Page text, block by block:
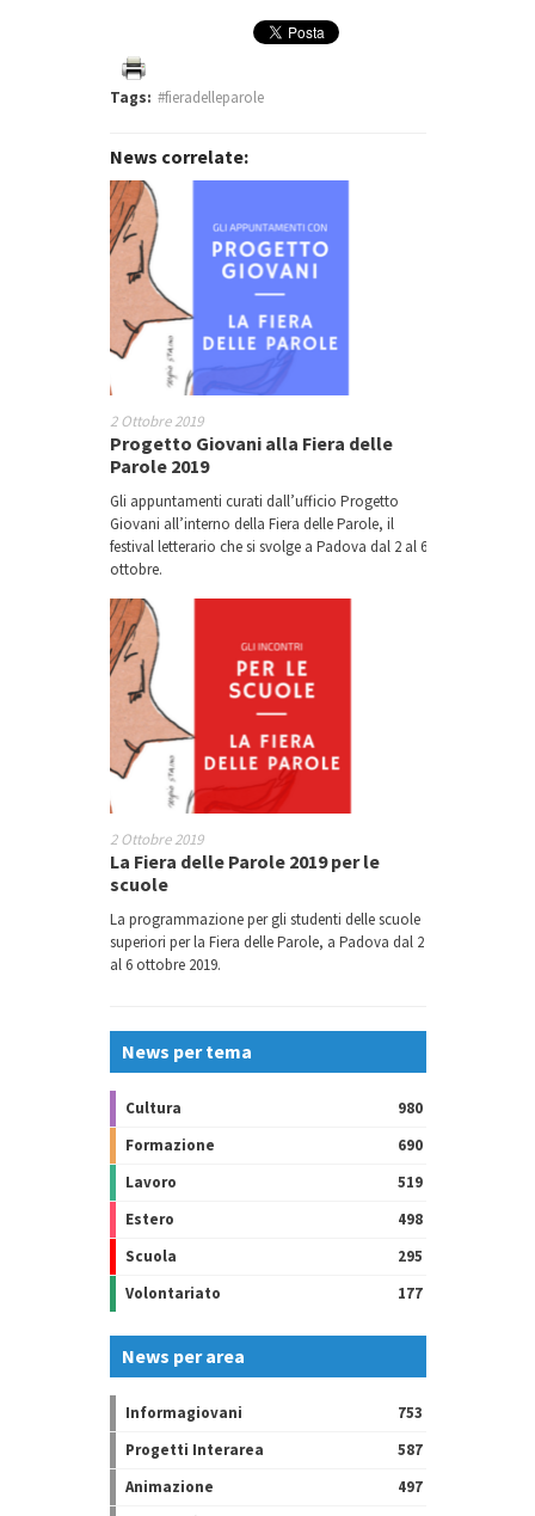
Tags: #fieradelleparole
News correlate:
2 Ottobre 2019
Progetto Giovani alla Fiera delle
Parole 2019
Gli appuntamenti curati dall’ufficio Progetto
Giovani all’interno della Fiera delle Parole, il
festival letterario che si svolge a Padova dal 2 al 6
ottobre.
2 Ottobre 2019
La Fiera delle Parole 2019 per le
scuole
La programmazione per gli studenti delle scuole
superiori per la Fiera delle Parole, a Padova dal 2
al 6 ottobre 2019.
News per tema
Cultura
980
Formazione
690
Lavoro
519
Estero
498
Scuola
295
Volontariato
177
News per area
Informagiovani
753
Progetti Interarea
587
Animazione
497